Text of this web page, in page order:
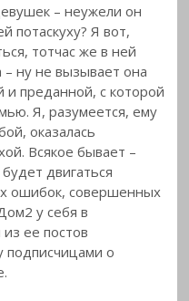
– неужели он
потаскуху? Я вот,
тотчас же в ней
ну не вызывает она
и преданной, с которой
Я, разумеется, ему
оказалась
Всякое бывает –
двигаться
ошибок, совершенных
у себя в
ее постов
подписчицами о